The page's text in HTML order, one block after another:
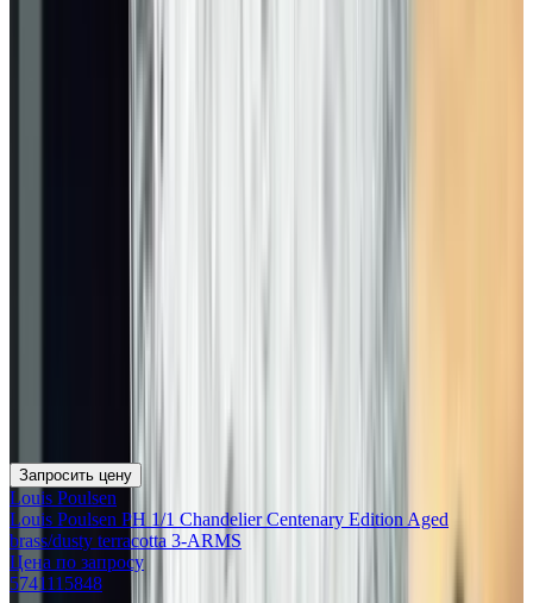
Запросить цену
Louis Poulsen
Louis Poulsen PH 1/1 Chandelier Centenary Edition Aged
brass/dusty terracotta 3-ARMS
Цена по запросу
5741115848